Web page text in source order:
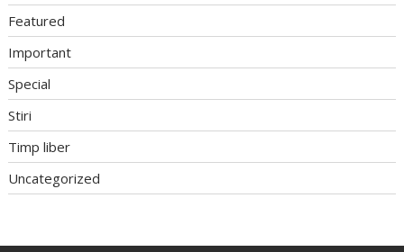
Featured
Important
Special
Stiri
Timp liber
Uncategorized